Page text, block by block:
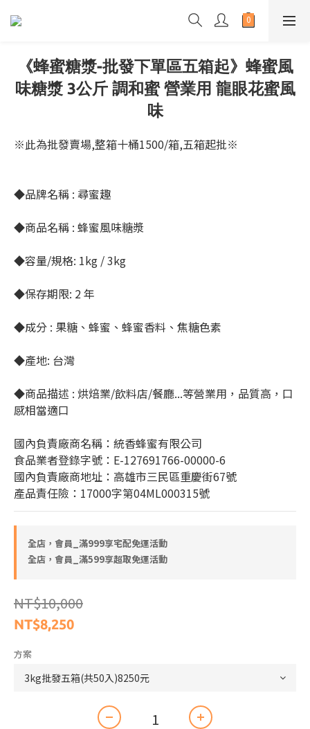
《蜂蜜糖漿-批發下單區五箱起》蜂蜜風
味糖漿 3公斤 調和蜜 營業用 龍眼花蜜風
味
※此為批發賣場,整箱十桶1500/箱,五箱起批※
◆品牌名稱 : 尋蜜趣
◆商品名稱 : 蜂蜜風味糖漿
◆容量/規格: 1kg / 3kg
◆保存期限: 2 年
◆成分 : 果糖、蜂蜜、蜂蜜香料、焦糖色素
◆產地: 台灣
◆商品描述 : 烘焙業/飲料店/餐廳...等營業用，品質高，口
感相當適口
國內負責廠商名稱：統香蜂蜜有限公司
食品業者登錄字號：E-127691766-00000-6
國內負責廠商地址：高雄市三民區重慶街67號
產品責任險：17000字第04ML000315號
全店，會員_滿999享宅配免運活動
全店，會員_滿599享超取免運活動
NT$10,000
NT$8,250
方案